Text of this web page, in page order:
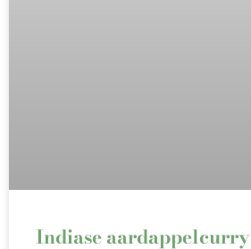
Indiase aardappelcurry